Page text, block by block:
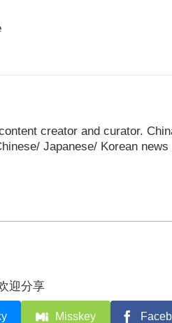
creator and curator.
Japanese/ Korean
迎分享
Misskey